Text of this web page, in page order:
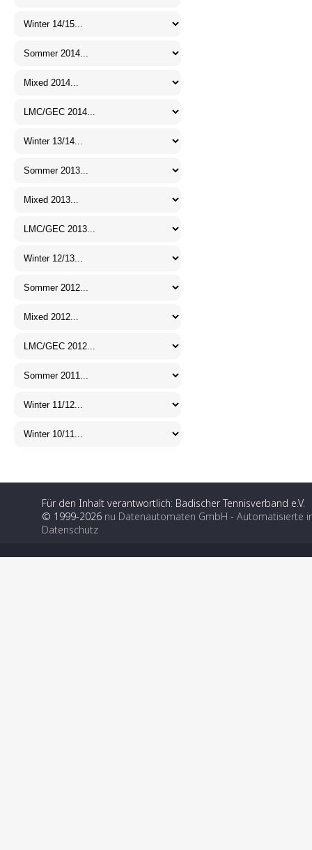
Für den Inhalt verantwortlich: Badischer Tennisverband e.V.
© 1999-2026 nu Datenautomaten GmbH - Automatisierte
Datenschutz